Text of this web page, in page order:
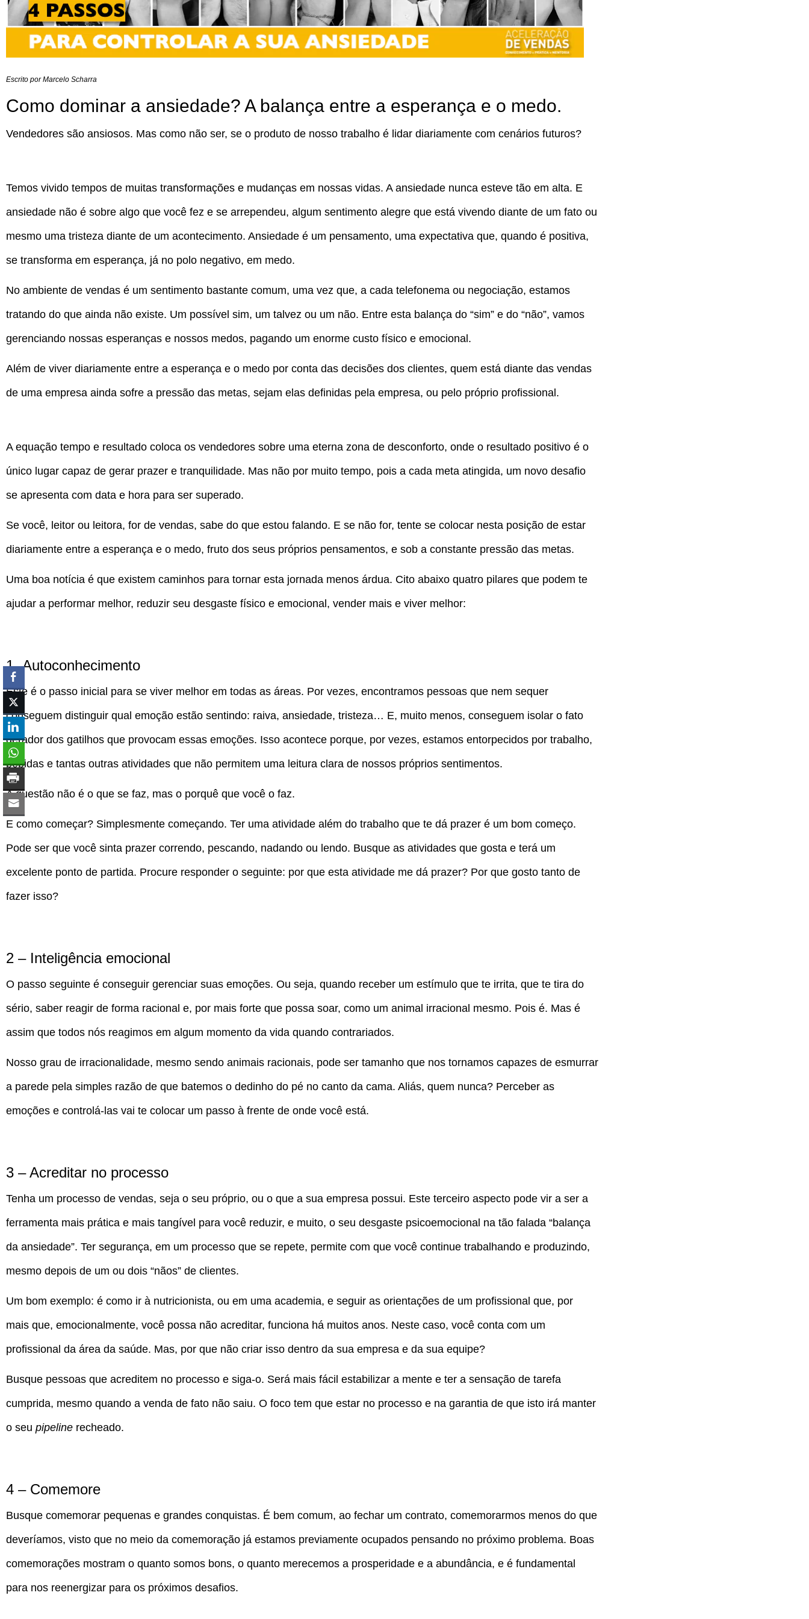
Escrito por Marcelo Scharra
Como dominar a ansiedade? A balança entre a esperança e o medo.
Vendedores são ansiosos. Mas como não ser, se o produto de nosso trabalho é lidar diariamente com cenários futuros?
Temos vivido tempos de muitas transformações e mudanças em nossas vidas. A ansiedade nunca esteve tão em alta. E
ansiedade não é sobre algo que você fez e se arrependeu, algum sentimento alegre que está vivendo diante de um fato ou
mesmo uma tristeza diante de um acontecimento. Ansiedade é um pensamento, uma expectativa que, quando é positiva,
se transforma em esperança, já no polo negativo, em medo.
No ambiente de vendas é um sentimento bastante comum, uma vez que, a cada telefonema ou negociação, estamos
tratando do que ainda não existe. Um possível sim, um talvez ou um não. Entre esta balança do “sim” e do “não”, vamos
gerenciando nossas esperanças e nossos medos, pagando um enorme custo físico e emocional.
Além de viver diariamente entre a esperança e o medo por conta das decisões dos clientes, quem está diante das vendas
de uma empresa ainda sofre a pressão das metas, sejam elas definidas pela empresa, ou pelo próprio profissional.
A equação tempo e resultado coloca os vendedores sobre uma eterna zona de desconforto, onde o resultado positivo é o
único lugar capaz de gerar prazer e tranquilidade. Mas não por muito tempo, pois a cada meta atingida, um novo desafio
se apresenta com data e hora para ser superado.
Se você, leitor ou leitora, for de vendas, sabe do que estou falando. E se não for, tente se colocar nesta posição de estar
diariamente entre a esperança e o medo, fruto dos seus próprios pensamentos, e sob a constante pressão das metas.
Uma boa notícia é que existem caminhos para tornar esta jornada menos árdua. Cito abaixo quatro pilares que podem te
ajudar a performar melhor, reduzir seu desgaste físico e emocional, vender mais e viver melhor:
1- Autoconhecimento
Este é o passo inicial para se viver melhor em todas as áreas. Por vezes, encontramos pessoas que nem sequer
conseguem distinguir qual emoção estão sentindo: raiva, ansiedade, tristeza… E, muito menos, conseguem isolar o fato
gerador dos gatilhos que provocam essas emoções. Isso acontece porque, por vezes, estamos entorpecidos por trabalho,
bebidas e tantas outras atividades que não permitem uma leitura clara de nossos próprios sentimentos.
A questão não é o que se faz, mas o porquê que você o faz.
E como começar? Simplesmente começando. Ter uma atividade além do trabalho que te dá prazer é um bom começo.
Pode ser que você sinta prazer correndo, pescando, nadando ou lendo. Busque as atividades que gosta e terá um
excelente ponto de partida. Procure responder o seguinte: por que esta atividade me dá prazer? Por que gosto tanto de
fazer isso?
2 – Inteligência emocional
O passo seguinte é conseguir gerenciar suas emoções. Ou seja, quando receber um estímulo que te irrita, que te tira do
sério, saber reagir de forma racional e, por mais forte que possa soar, como um animal irracional mesmo. Pois é. Mas é
assim que todos nós reagimos em algum momento da vida quando contrariados.
Nosso grau de irracionalidade, mesmo sendo animais racionais, pode ser tamanho que nos tornamos capazes de esmurrar
a parede pela simples razão de que batemos o dedinho do pé no canto da cama. Aliás, quem nunca? Perceber as
emoções e controlá-las vai te colocar um passo à frente de onde você está.
3 – Acreditar no processo
Tenha um processo de vendas, seja o seu próprio, ou o que a sua empresa possui. Este terceiro aspecto pode vir a ser a
ferramenta mais prática e mais tangível para você reduzir, e muito, o seu desgaste psicoemocional na tão falada “balança
da ansiedade”. Ter segurança, em um processo que se repete, permite com que você continue trabalhando e produzindo,
mesmo depois de um ou dois “nãos” de clientes.
Um bom exemplo: é como ir à nutricionista, ou em uma academia, e seguir as orientações de um profissional que, por
mais que, emocionalmente, você possa não acreditar, funciona há muitos anos. Neste caso, você conta com um
profissional da área da saúde. Mas, por que não criar isso dentro da sua empresa e da sua equipe?
Busque pessoas que acreditem no processo e siga-o. Será mais fácil estabilizar a mente e ter a sensação de tarefa
cumprida, mesmo quando a venda de fato não saiu. O foco tem que estar no processo e na garantia de que isto irá manter
o seu pipeline recheado.
4 – Comemore
Busque comemorar pequenas e grandes conquistas. É bem comum, ao fechar um contrato, comemorarmos menos do que
deveríamos, visto que no meio da comemoração já estamos previamente ocupados pensando no próximo problema. Boas
comemorações mostram o quanto somos bons, o quanto merecemos a prosperidade e a abundância, e é fundamental
para nos reenergizar para os próximos desafios.